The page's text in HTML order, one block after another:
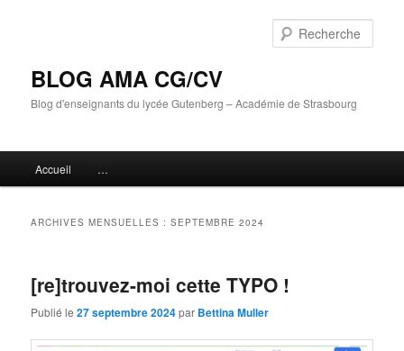
BLOG AMA CG/CV
Blog d'enseignants du lycée Gutenberg – Académie de Strasbourg
principal
Accueil …
ARCHIVES MENSUELLES :SEPTEMBRE 2024
[re]trouvez-moi cette TYPO !
Publié le27 septembre 2024par Bettina Muller